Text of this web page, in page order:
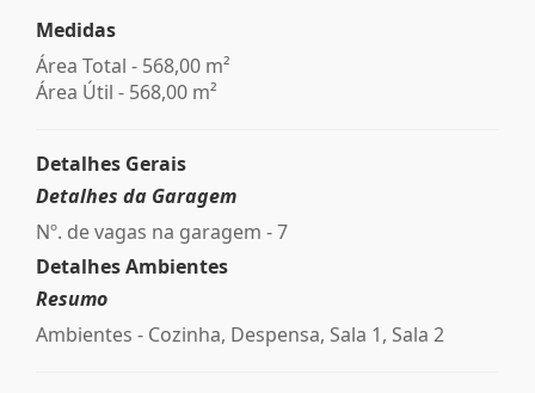
Medidas
Área Total - 568,00 m²
Área Útil - 568,00 m²
Detalhes Gerais
Detalhes da Garagem
Nº. de vagas na garagem - 7
Detalhes Ambientes
Resumo
Ambientes - Cozinha, Despensa, Sala 1, Sala 2